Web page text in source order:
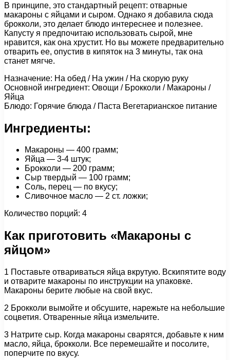
В принципе, это стандартный рецепт: отварные
макароны с яйцами и сыром. Однако я добавила сюда
брокколи, это делает блюдо интереснее и полезнее.
Капусту я предпочитаю использовать сырой, мне
нравится, как она хрустит. Но вы можете предварительно
отварить ее, опустив в кипяток на 3 минуты, так она
станет мягче.
Назначение: На обед / На ужин / На скорую руку
Основной ингредиент: Овощи / Брокколи / Макароны /
Яйца
Блюдо: Горячие блюда / Паста Вегетарианское питание
Ингредиенты:
Макароны — 400 грамм;
Яйца — 3-4 штук;
Брокколи — 200 грамм;
Сыр твердый — 100 грамм;
Соль, перец — по вкусу;
Сливочное масло — 2 ст. ложки;
Количество порций: 4
Как приготовить «Макароны с
яйцом»
1 Поставьте отвариваться яйца вкрутую. Вскипятите воду
и отварите макароны по инструкции на упаковке.
Макароны берите любые на свой вкус.
2 Брокколи вымойте и обсушите, нарежьте на небольшие
соцветия. Отваренные яйца измельчите.
3 Натрите сыр. Когда макароны сварятся, добавьте к ним
масло, яйца, брокколи. Все перемешайте и посолите,
поперчите по вкусу.